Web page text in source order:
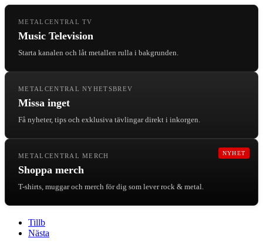
METALCENTRAL TV
Music Television
Starta kanalen och låt metallen rulla i bakgrunden.
METALCENTRAL NYHETSBREV
Missa inget
Få nyheter, tips och exklusiva tävlingar direkt i inkorgen.
NYHET
METALCENTRAL MERCH
Shoppa merch
T-shirts, muggar och merch för dig som lever rock & metal.
Tillb
Nästa